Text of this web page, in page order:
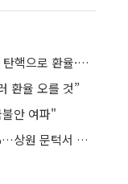
권성동 "민주, 탄핵하려고 정치하나…韓 탄핵으로 환율·물가·수출 먹구름"
환율 오를 것”
안 여파"
美 클래리티 법안 연내 통과 가능성 13%…상원 문턱서 제동